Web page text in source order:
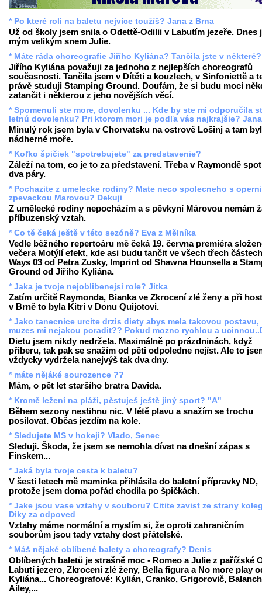
* Po které roli na baletu nejvíce toužíš? Jana z Brna
Už od školy jsem snila o Odettě-Odilii v Labutím jezeře. Dnes
mým velikým snem Julie.
* Máte ráda choreografie Jiřího Kyliána? Tančila jste v některé?
Jiřího Kyliána považuji za jednoho z nejlepších choreografů
současnosti. Tančila jsem v Dítěti a kouzlech, v Sinfoniettě a
právě studuji Stamping Ground. Doufám, že si budu moci
zatančit i některou z jeho novějších věcí.
* Spomenuli ste more, dovolenku ... Kde by ste mi odporučila
letnú dovolenku? Pri ktorom mori je podľa vás najkrajšie?
Minulý rok jsem byla v Chorvatsku na ostrově Lošinj a tam
nádherné moře.
* Koľko špičiek "spotrebujete" za predstavenie?
Záleží na tom, co je to za představení. Třeba v Raymondě
dva páry.
* Pochazite z umelecke rodiny? Mate neco spolecneho s operni
zpevackou Marovou? Dekuji
Z umělecké rodiny nepocházím a s pěvkyní Márovou nemám
příbuzenský vztah.
* Co tě čeká ještě v této sezóně? Eva z Mělníka
Vedle běžného repertoáru mě čeká 19. června premiéra
večera Motýlí efekt, kde asi budu tančit ve všech třech
Ways 03 od Petra Zusky, Imprint od Shawna Hounsella a
Ground od Jiřího Kyliána.
* Jaka je tvoje nejoblibenejsi role? Jitka
Zatím určitě Raymonda, Bianka ve Zkrocení zlé ženy a při
v Brně to byla Kitri v Donu Quijotovi.
* Jako tanecnice urcite drzis diety abys mela takovou postavu,
muzes mi nejakou poradit?? Pokud mozno rychlou a
Dietu jsem nikdy nedržela. Maximálně po prázdninách, když
přiberu, tak pak se snažím od pěti odpoledne nejíst. Ale to
vždycky vydržela nanejvýš tak dva dny.
* máte nějáké sourozence ??
Mám, o pět let staršího bratra Davida.
* Kromě ležení na pláži, pěstuješ ještě jiný sport? "A"
Během sezony nestihnu nic. V létě plavu a snažím se trochu
posilovat. Občas jezdím na kole.
* Sledujete MS v hokeji? Vlado, Senec
Sleduji. Škoda, že jsem se nemohla dívat na dnešní zápas s
Finskem...
* Jaká byla tvoje cesta k baletu?
V šesti letech mě maminka přihlásila do baletní přípravky ND,
protože jsem doma pořád chodila po špičkách.
* Jake jsou vase vztahy v souboru? Citite zavist ze strany
Diky za odpoved
Vztahy máme normální a myslím si, že oproti zahraničním
souborům jsou tady vztahy dost přátelské.
* Máš nějaké oblíbené balety a choreografy? Denis
Oblíbených baletů je strašně moc - Romeo a Julie z pařížské
Labutí jezero, Zkrocení zlé ženy, Bella figura a No more play
Kyliána... Choreografové: Kylián, Cranko, Grigorovič,
Ailey,...